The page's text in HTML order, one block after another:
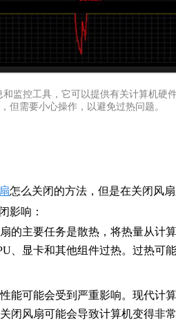
和监控工具，它可以提供有关计算机硬
但需要小心操作，以避免过热问题。
怎么关闭的方法，但是在关闭风
影响：
的主要任务是散热，将热量从计
、显卡和其他组件过热。过热可
能可能会受到严重影响。现代计
闭风扇可能会导致计算机变得非